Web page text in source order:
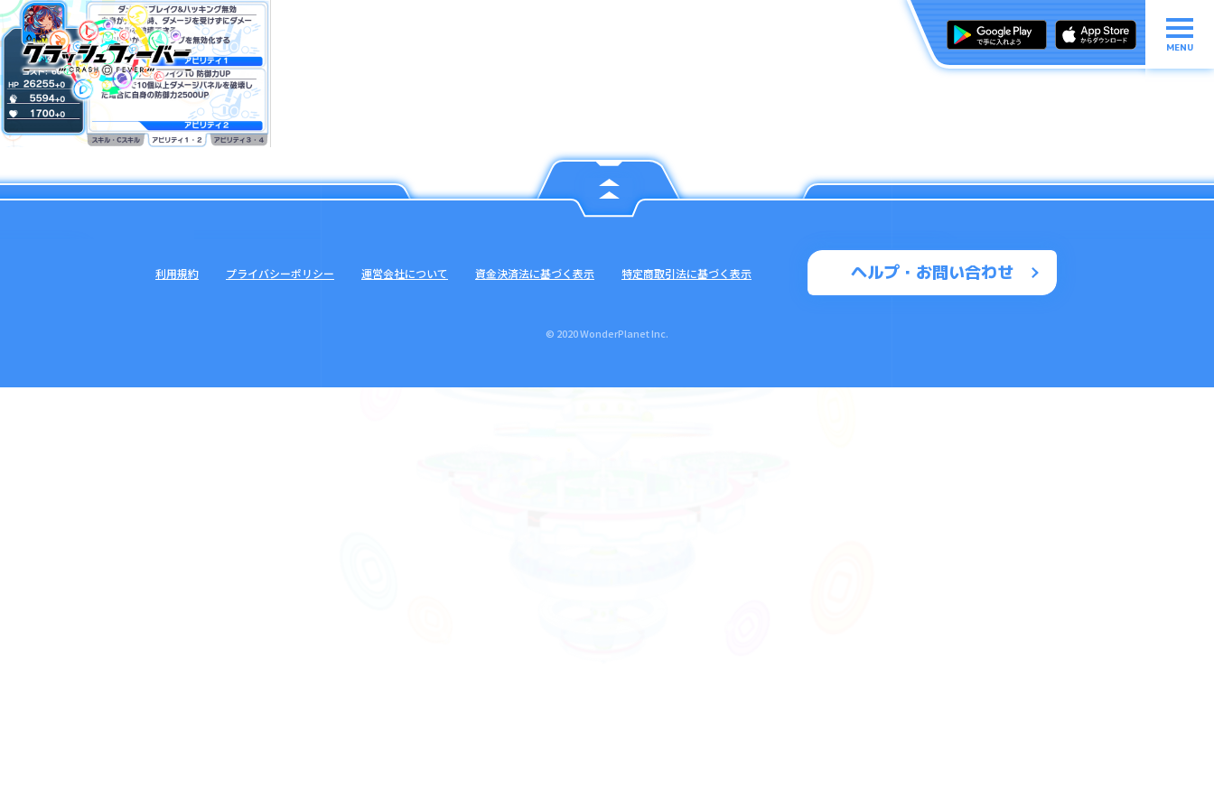
MENU
ヘルプ・お問い合わせ
利用規約 プライバシーポリシー 運営会社について 資金決済法に基づく表示 特定商取引法に基づく表示
© 2020 WonderPlanet Inc.